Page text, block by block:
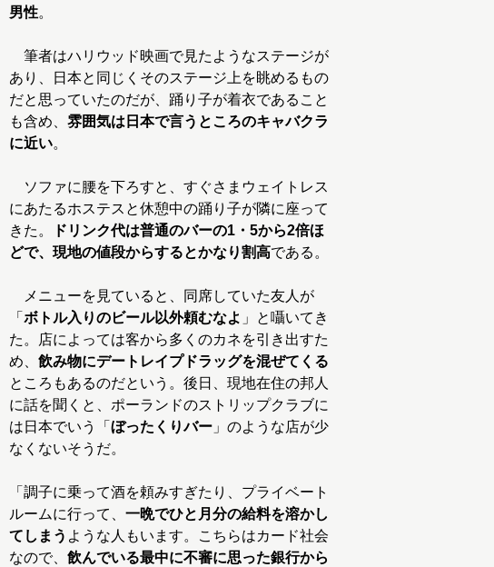
男性。
筆者はハリウッド映画で見たようなステージが
あり、日本と同じくそのステージ上を眺めるもの
だと思っていたのだが、踊り子が着衣であること
も含め、 雰囲気は日本で言うところのキャバクラ
に近い。
ソファに腰を下ろすと、すぐさまウェイトレス
にあたるホステスと休憩中の踊り子が隣に座って
きた。
ドリンク代は普通のバーの1・5から2倍ほ
どで、現地の値段からするとかなり割高である。
メニューを見ていると、同席していた友人が
「 ボトル入りのビール以外頼むなよ 」と囁いてき
た。店によっては客から多くのカネを引き出すた
め、 飲み物にデートレイプドラッグを混ぜてくる
ところもあるのだという。後日、現地在住の邦人
に話を聞くと、ポーランドのストリップクラブに
は日本でいう「 ぼったくりバー 」のような店が少
なくないそうだ。
「調子に乗って酒を頼みすぎたり、プライベート
ルームに行って、 一晩でひと月分の給料を溶かし
てしまう ような人もいます。こちらはカード社会
なので、 飲んでいる最中に不審に思った銀行から